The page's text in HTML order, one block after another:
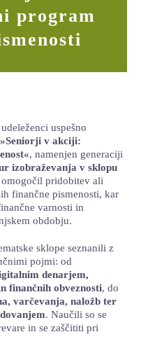
program
uspešno
»Seniorji v akciji:
, namenjen generaciji
izobraževanja v sklopu
pridobitev ali
finančne pismenosti, kar
varnosti in
obdobju.
sklope seznanili z
pojmi: od
denarjem,
finančnih obveznosti, do
varčevanja, naložb ter
. Naučili so se
in se zaščititi pri